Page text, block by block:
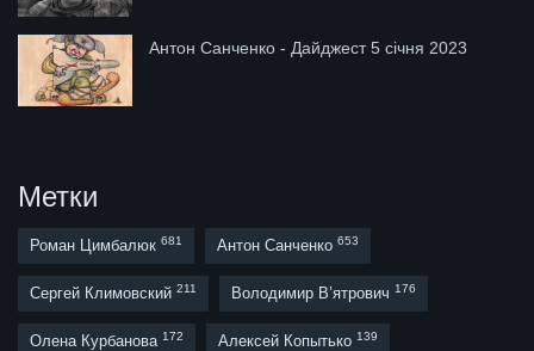
Антон Санченко - Дайджест 5 січня 2023
Метки
Роман Цимбалюк 681 Антон Санченко 653
Сергей Климовский 211 Володимир В’ятрович 176
Олена Курбанова 172 Алексей Копытько 139